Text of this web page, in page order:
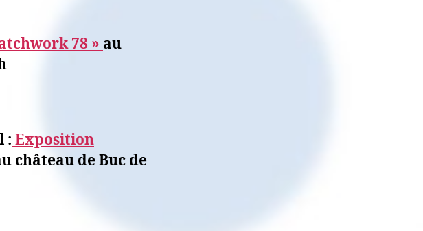
78 » au
: Exposition
château de Buc de